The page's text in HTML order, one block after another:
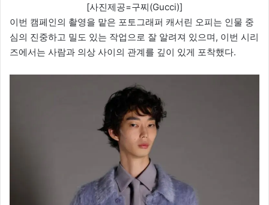
[사진제공=구찌(Gucci)]
이번 캠페인의 촬영을 맡은 포토그래퍼 캐서린 오피는 인물 중
심의 진중하고 밀도 있는 작업으로 잘 알려져 있으며, 이번 시리
즈에서는 사람과 의상 사이의 관계를 깊이 있게 포착했다.